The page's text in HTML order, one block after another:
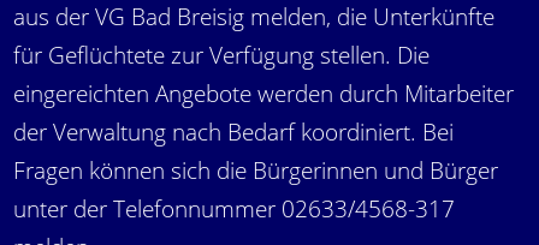
aus der VG Bad Breisig melden, die Unterkünfte
für Geflüchtete zur Verfügung stellen. Die
eingereichten Angebote werden durch Mitarbeiter
der Verwaltung nach Bedarf koordiniert. Bei
Fragen können sich die Bürgerinnen und Bürger
unter der Telefonnummer 02633/4568-317